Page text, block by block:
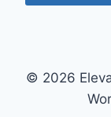
© 2026